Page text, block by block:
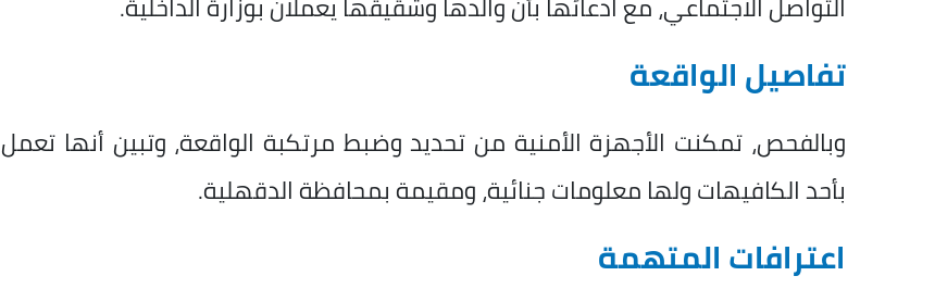
تفاصيل الواقعة
وبالفحص، تمكنت الأجهزة الأمنية من تحديد وضبط مرتكبة الواقعة، وتبين أنها تعمل
بأحد الكافيهات ولها معلومات جنائية، ومقيمة بمحافظة الدقهلية.
اعترافات المتهمة